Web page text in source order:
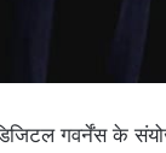
गवर्नेंस के